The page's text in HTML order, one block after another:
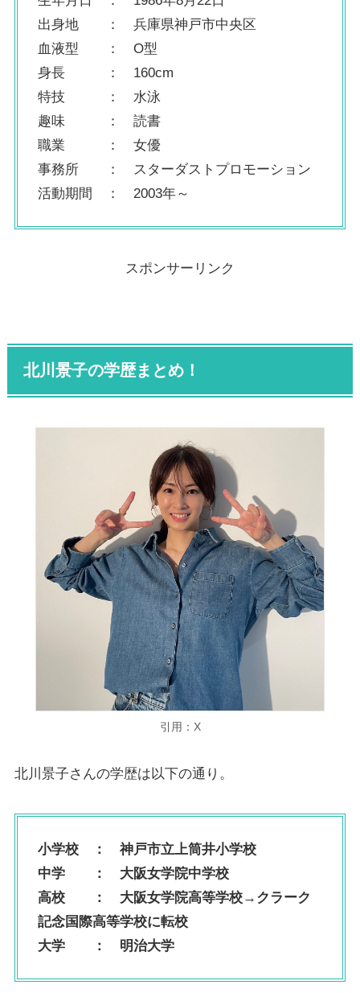
出身地 ： 兵庫県神戸市中央区
血液型 ： O型
身長 ： 160cm
特技 ： 水泳
趣味 ： 読書
職業 ： 女優
事務所 ： スターダストプロモーション
活動期間 ： 2003年～
スポンサーリンク
北川景子の学歴まとめ！
引用：X
北川景子さんの学歴は以下の通り。
小学校 ：神戸市立上筒井小学校
中学 ： 大阪女学院中学校
高校 ： 大阪女学院高等学校→クラーク
記念国際高等学校に転校
大学 ：
明治大学